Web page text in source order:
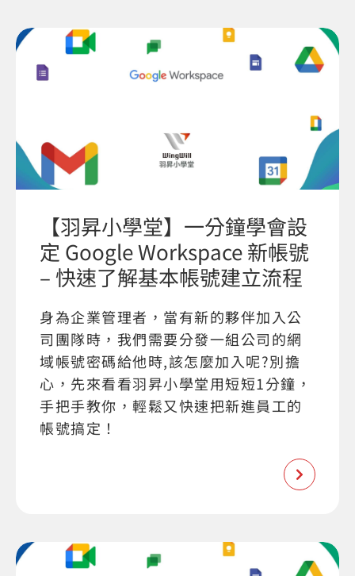
【羽昇小學堂】一分鐘學會設
定 Google Workspace 新帳號
– 快速了解基本帳號建立流程
身為企業管理者，當有新的夥伴加入公
司團隊時，我們需要分發一組公司的網
域帳號密碼給他時,該怎麼加入呢?別擔
心，先來看看羽昇小學堂用短短1分鐘，
手把手教你，輕鬆又快速把新進員工的
帳號搞定！